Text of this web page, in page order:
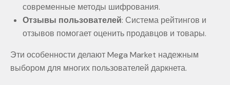
современные методы шифрования.
Отзывы пользователей: Система рейтингов и
отзывов помогает оценить продавцов и товары.
Эти особенности делают Mega Market надежным
выбором для многих пользователей даркнета.